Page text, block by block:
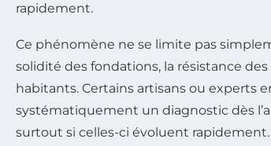
rapidement.
Ce phénomène ne se limite pas
solidité des fondations, la résistance
habitants. Certains artisans ou experts
systématiquement un diagnostic dès
surtout si celles-ci évoluent